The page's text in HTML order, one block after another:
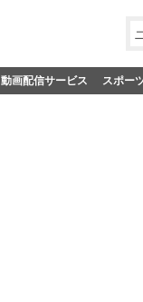
動画配信サービス スポー